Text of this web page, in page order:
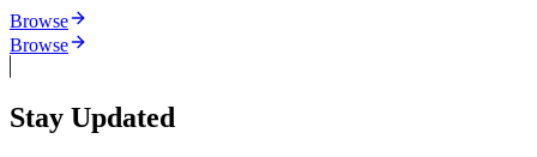
Browse
Browse
Stay Updated